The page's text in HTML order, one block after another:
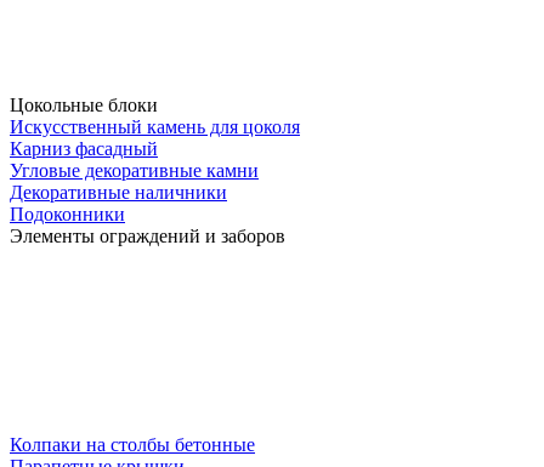
Цокольные блоки
Искусственный камень для цоколя
Карниз фасадный
Угловые декоративные камни
Декоративные наличники
Подоконники
Элементы ограждений и заборов
Колпаки на столбы бетонные